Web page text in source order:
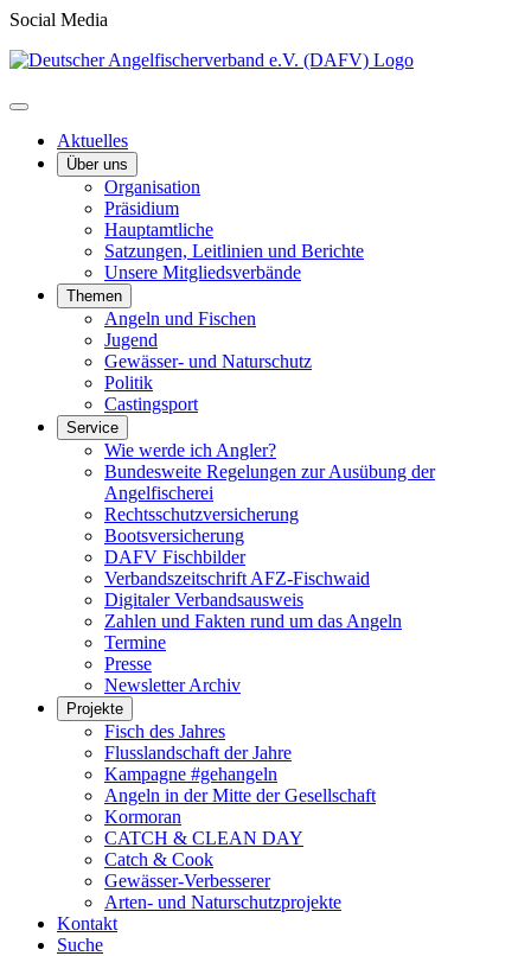
Social Media
Aktuelles
Über uns
Organisation
Präsidium
Hauptamtliche
Satzungen, Leitlinien und Berichte
Unsere Mitgliedsverbände
Themen
Angeln und Fischen
Jugend
Gewässer- und Naturschutz
Politik
Castingsport
Service
Wie werde ich Angler?
Bundesweite Regelungen zur Ausübung der
Angelfischerei
Rechtsschutzversicherung
Bootsversicherung
DAFV Fischbilder
Verbandszeitschrift AFZ-Fischwaid
Digitaler Verbandsausweis
Zahlen und Fakten rund um das Angeln
Termine
Presse
Newsletter Archiv
Projekte
Fisch des Jahres
Flusslandschaft der Jahre
Kampagne #gehangeln
Angeln in der Mitte der Gesellschaft
Kormoran
CATCH & CLEAN DAY
Catch & Cook
Gewässer-Verbesserer
Arten- und Naturschutzprojekte
Kontakt
Suche